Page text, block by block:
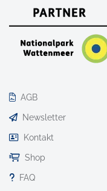
AGB
Newsletter
Kontakt
Shop
FAQ